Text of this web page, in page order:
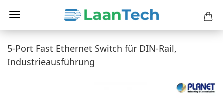
5-Port Fast Ethernet Switch für DIN-Rail,
Industrieausführung